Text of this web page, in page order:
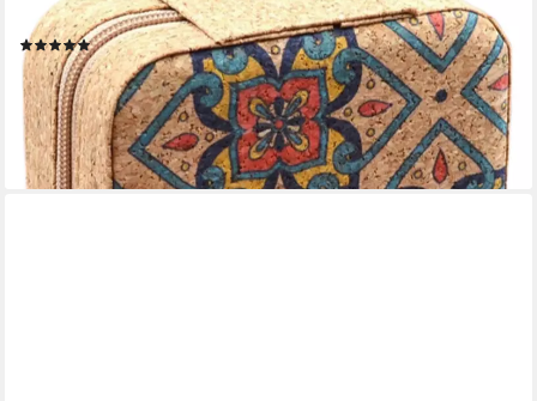
(1)
19,92 € UVP 26,89 €
-26%
lieferbar in 4 Wochen